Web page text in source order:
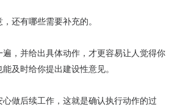
还有哪些需要补充的。
，并给出具体动作，才更容易让人觉得你
及时给你提出建设性意见。
做后续工作，这就是确认执行动作的过